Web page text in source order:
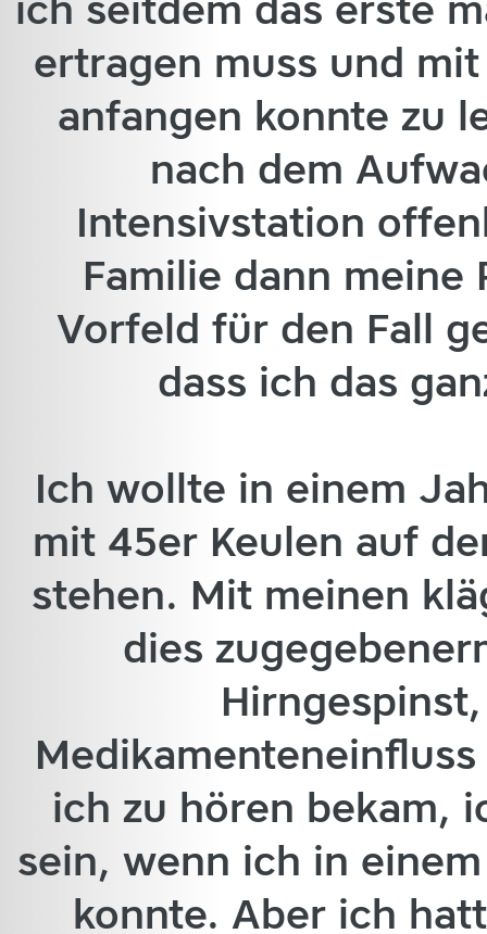
ertragen muss und
anfangen konnte zu
nach dem
Intensivstation
Familie dann meine
Vorfeld für den Fall
dass ich das
Ich wollte in einem
mit 45er Keulen auf
stehen. Mit meinen
dies
ich zu hören bekam,
sein, wenn ich in
konnte. Aber ich